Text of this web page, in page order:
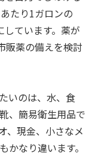
たり1ガロンの
ています。薬が
販薬の備えを検討
いのは、水、食
、簡易衛生用品で
、現金、小さなメ
かなり違います。